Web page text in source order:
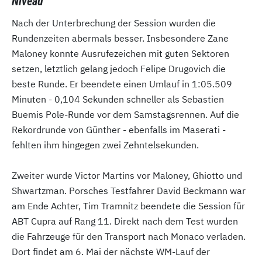
Nach der Unterbrechung der Session wurden die
Rundenzeiten abermals besser. Insbesondere Zane
Maloney konnte Ausrufezeichen mit guten Sektoren
setzen, letztlich gelang jedoch Felipe Drugovich die
beste Runde. Er beendete einen Umlauf in 1:05.509
Minuten - 0,104 Sekunden schneller als Sebastien
Buemis Pole-Runde vor dem Samstagsrennen. Auf die
Rekordrunde von Günther - ebenfalls im Maserati -
fehlten ihm hingegen zwei Zehntelsekunden.
Zweiter wurde Victor Martins vor Maloney, Ghiotto und
Shwartzman. Porsches Testfahrer David Beckmann war
am Ende Achter, Tim Tramnitz beendete die Session für
ABT Cupra auf Rang 11. Direkt nach dem Test wurden
die Fahrzeuge für den Transport nach Monaco verladen.
Dort findet am 6. Mai der nächste WM-Lauf der